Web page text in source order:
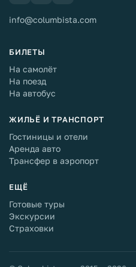
info@columbista.com
БИЛЕТЫ
На самолёт
На поезд
На автобус
ЖИЛЬЁ И ТРАНСПОРТ
Гостиницы и отели
Аренда авто
Трансфер в аэропорт
ЕЩЁ
Готовые туры
Экскурсии
Страховки